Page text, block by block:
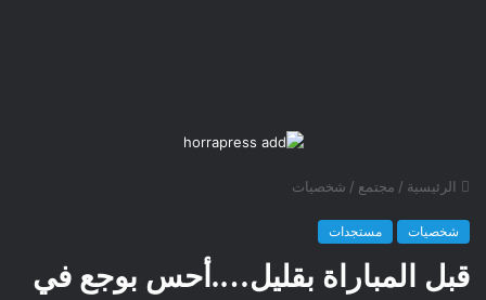
الرئيسية / مجتمع / شخصيات
شخصيات مستجدات
قبل المباراة بقليل….أحس بوجع في